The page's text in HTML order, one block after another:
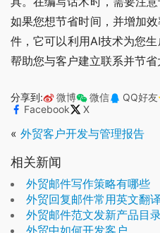
如果您想节省时间，并增加
件，它可以利用AI技术为您
帮助您与客户建立联系并节省
分享到: 微博 微信 QQ好友
Facebook
X
« 外贸客户开发与管理报告
相关新闻
外贸邮件写作策略有哪些
外贸回复邮件常用英文翻译
外贸邮件范文发新产品目
外贸中如何开发客户